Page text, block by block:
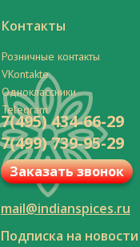
Контакты
Розничные контакты
VKontakte
Одноклассники
Telegram
7(495) 434-66-29
7(499) 739-95-29
Заказать звонок
mail@indianspices.ru
Подписка на новости